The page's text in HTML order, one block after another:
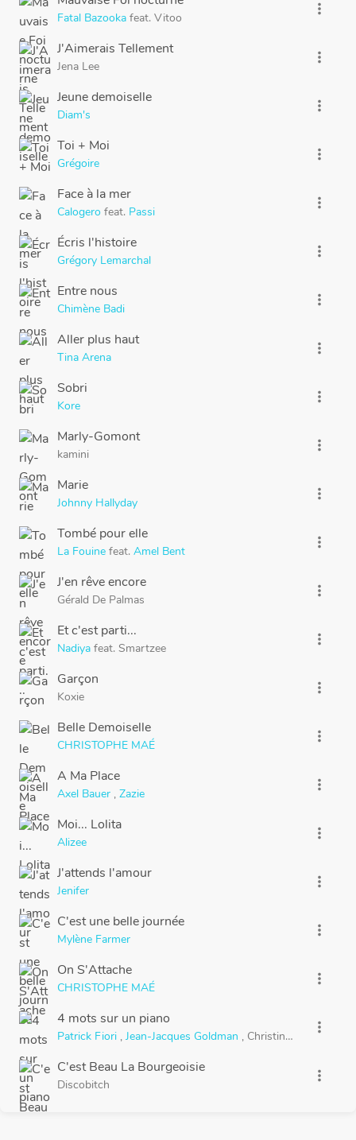
Fatal Bazooka feat. Vitoo
more_vert
J'Aimerais Tellement
Jena Lee
more_vert
Jeune demoiselle
Diam's
more_vert
Toi + Moi
Grégoire
more_vert
Face à la mer
Calogero feat. Passi
more_vert
Écris l'histoire
Grégory Lemarchal
more_vert
Entre nous
Chimène Badi
more_vert
Aller plus haut
Tina Arena
more_vert
Sobri
Kore
more_vert
Marly-Gomont
kamini
more_vert
Marie
Johnny Hallyday
more_vert
Tombé pour elle
La Fouine feat. Amel Bent
more_vert
J'en rêve encore
Gérald De Palmas
more_vert
Et c'est parti...
Nadiya feat. Smartzee
more_vert
Garçon
Koxie
more_vert
Belle Demoiselle
CHRISTOPHE MAÉ
more_vert
A Ma Place
Axel Bauer , Zazie
more_vert
Moi... Lolita
Alizee
more_vert
J'attends l'amour
Jenifer
more_vert
C'est une belle journée
Mylène Farmer
more_vert
On S'Attache
CHRISTOPHE MAÉ
more_vert
4 mots sur un piano
Patrick Fiori , Jean-Jacques Goldman , Christine Ricol
more_vert
C'est Beau La Bourgeoisie
Discobitch
more_vert